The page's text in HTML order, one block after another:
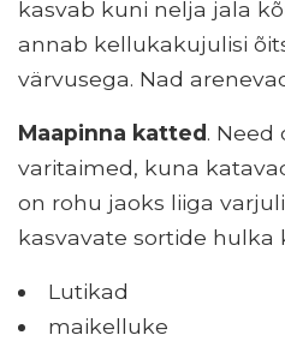
kasvab kuni nelja jala
annab kellukakujulisi
värvusega. Nad
Maapinna katted. Need
varitaimed, kuna
on rohu jaoks liiga
kasvavate sortide hulka
Lutikad
maikelluke